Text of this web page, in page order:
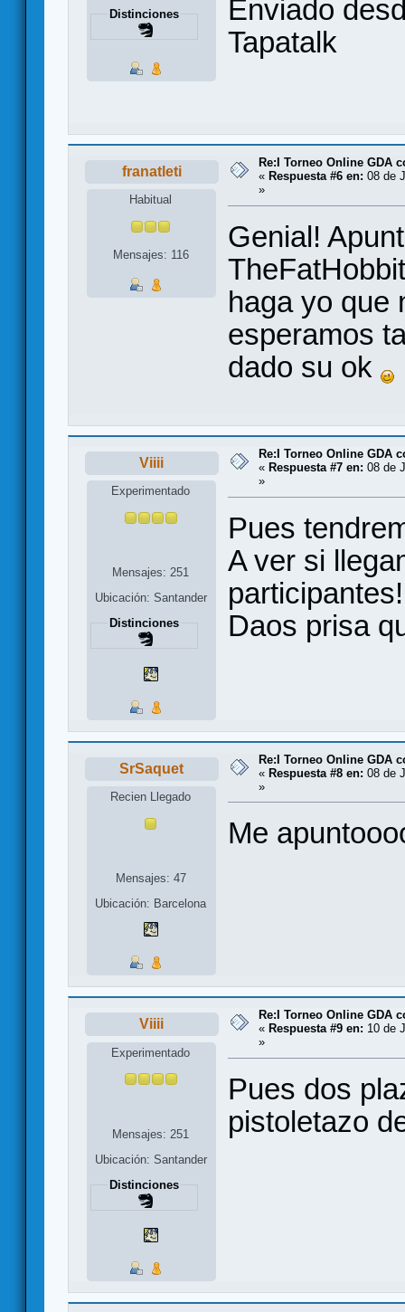
Distinciones
Enviado
Tapatalk
franatleti
Habitual
Mensajes: 116
Re:I Torneo Online GDA
« Respuesta #6 en: 08 de
»
Genial!
haga yo que
esperamos
dado su ok
Viiii
Experimentado
Mensajes: 251
Ubicación: Santander
Distinciones
Re:I Torneo Online GDA
« Respuesta #7 en: 08 de
»
Pues
A ver si
participantes!
Daos prisa
SrSaquet
Recien Llegado
Mensajes: 47
Ubicación: Barcelona
Re:I Torneo Online GDA
« Respuesta #8 en: 08 de
»
Me
Viiii
Experimentado
Mensajes: 251
Ubicación: Santander
Distinciones
Re:I Torneo Online GDA
« Respuesta #9 en: 10 de
»
Pues dos
pistoletazo